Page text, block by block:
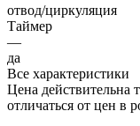
отвод/циркуляция
Таймер
—
да
Все характеристики
Цена действительна
отличаться от цен в